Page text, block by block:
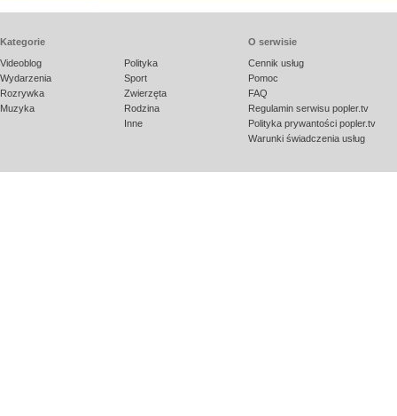
Kategorie
Videoblog
Wydarzenia
Rozrywka
Muzyka
Polityka
Sport
Zwierzęta
Rodzina
Inne
O serwisie
Cennik usług
Pomoc
FAQ
Regulamin serwisu popler.tv
Polityka prywantości popler.tv
Warunki świadczenia usług